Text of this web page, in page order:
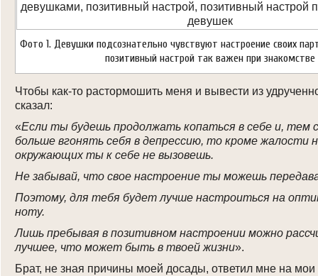
Фото 1. Девушки подсознательно чувствуют настроение своих
позитивный настрой так важен при знакомстве
Чтобы как-то растормошить меня и вывести из
сказал:
«Если ты будешь продолжать копаться в себе и, тем
больше вгонять себя в депрессию, то кроме жалости
окружающих ты к себе не вызовешь.
Не забывай, что свое настроение ты можешь
Поэтому, для тебя будет лучше настроиться на
ноту.
Лишь пребывая в позитивном настроении можно
лучшее, что может быть в твоей жизни».
Брат, не зная причины моей досады, ответил мне на мои